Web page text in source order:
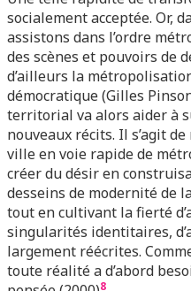
socialement acceptée. Or,
assistons dans l’ordre
des scènes et pouvoirs de
d’ailleurs la
démocratique (Gilles
territorial va alors aider à
nouveaux récits. Il s’agit
ville en voie rapide de
créer du désir en
desseins de modernité de
tout en cultivant la fierté
singularités identitaires,
largement réécrites.
toute réalité a d’abord
8